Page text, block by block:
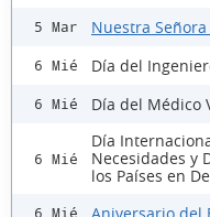
5 Mar Nuestra
6 Mié Día del
6 Mié Día del Médico
6 Mié
Día
Necesidades y
los Países en
6 Mié